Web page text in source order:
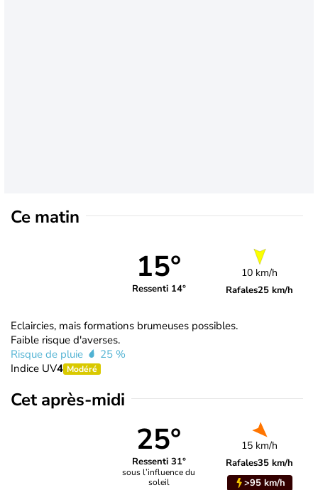
Ce matin
15°
Ressenti 14°
10 km/h
Rafales25 km/h
Eclaircies, mais formations brumeuses possibles.
Faible risque d'averses.
Risque de pluie
25 %
Indice UV4 Modéré
Cet après-midi
25°
Ressenti 31°
sous l’influence du
soleil
15 km/h
Rafales35 km/h
>95 km/h